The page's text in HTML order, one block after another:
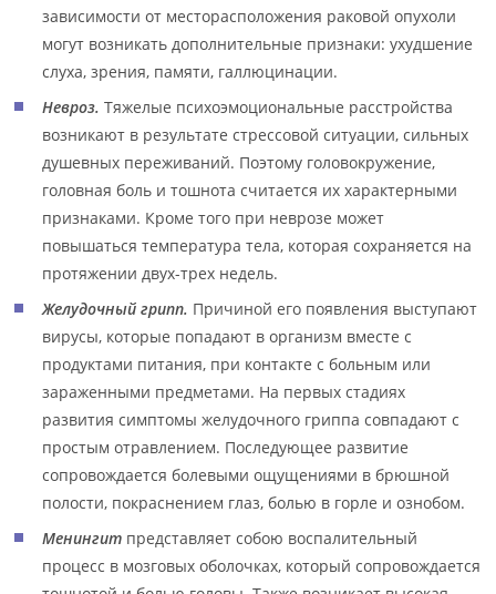
зависимости от месторасположения раковой опухоли
могут возникать дополнительные признаки: ухудшение
слуха, зрения, памяти, галлюцинации.
Невроз. Тяжелые психоэмоциональные расстройства
возникают в результате стрессовой ситуации, сильных
душевных переживаний. Поэтому головокружение,
головная боль и тошнота считается их характерными
признаками. Кроме того при неврозе может
повышаться температура тела, которая сохраняется на
протяжении двух-трех недель.
Желудочный грипп. Причиной его появления выступают
вирусы, которые попадают в организм вместе с
продуктами питания, при контакте с больным или
зараженными предметами. На первых стадиях
развития симптомы желудочного гриппа совпадают с
простым отравлением. Последующее развитие
сопровождается болевыми ощущениями в брюшной
полости, покраснением глаз, болью в горле и ознобом.
Менингит представляет собою воспалительный
процесс в мозговых оболочках, который сопровождается